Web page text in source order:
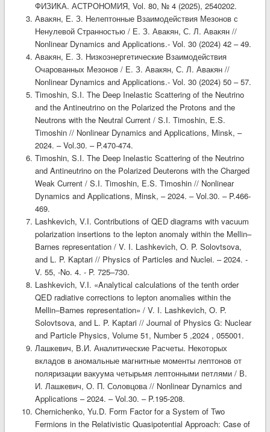
ФИЗИКА. АСТРОНОМИЯ, Vol. 80, № 4 (2025), 2540202.
Авакян, Е. З. Нелептонные Взаимодействия Мезонов с
Ненулевой Странностью / Е. З. Авакян, С. Л. Авакян //
Nonlinear Dynamics and Applications.- Vol. 30 (2024) 42 – 49.
Авакян, Е. З. Низкоэнергетические Взаимодействия
Очарованных Мезонов / Е. З. Авакян, С. Л. Авакян //
Nonlinear Dynamics and Applications.- Vol. 30 (2024) 50 – 57.
Timoshin, S.I. The Deep Inelastic Scattering of the Neutrino
and the Antineutrino on the Polarized the Protons and the
Neutrons with the Neutral Current / S.I. Timoshin, E.S.
Timoshin // Nonlinear Dynamics and Applications, Minsk, –
2024. – Vol.30. – P.470-474.
Timoshin, S.I. The Deep Inelastic Scattering of the Neutrino
and Antineutrino on the Polarized Deuterons with the Charged
Weak Current / S.I. Timoshin, E.S. Timoshin // Nonlinear
Dynamics and Applications, Minsk, – 2024. – Vol.30. – P.466-
469.
Lashkevich, V.I. Contributions of QED diagrams with vacuum
polarization insertions to the lepton anomaly within the Mellin–
Barnes representation / V. I. Lashkevich, O. P. Solovtsova,
and L. P. Kaptari // Physics of Particles and Nuclei. – 2024. -
V. 55, -No. 4. - P. 725–730.
Lashkevich, V.I. «Analytical calculations of the tenth order
QED radiative corrections to lepton anomalies within the
Mellin–Barnes representation» / V. I. Lashkevich, O. P.
Solovtsova, and L. P. Kaptari // Journal of Physics G: Nuclear
and Particle Physics, Volume 51, Number 5 ,2024 , 055001.
Лашкевич, В.И. Аналитические Расчеты. Некоторых
вкладов в аномальные магнитные моменты лептонов от
поляризации вакуума четырьмя лептонными петлями / В.
И. Лашкевич, О. П. Соловцова // Nonlinear Dynamics and
Applications – 2024. – Vol.30. – P.195-208.
Chernichenko, Yu.D. Form Factor for a System of Two
Fermions in the Relativistic Quasipotential Approach: Case of